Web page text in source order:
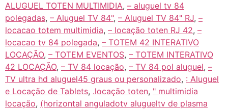
ALUGUEL TOTEN MULTIMIDIA, – aluguel tv 84
polegadas, – Aluguel TV 84", – Aluguel TV 84" RJ, –
locacao totem multimidia, – locação toten RJ 42, –
locacao tv 84 polegada, – TOTEM 42 INTERATIVO
LOCAÇÃO, – TOTEM EVENTOS, – TOTEM INTERATIVO
42 LOCAÇÃO, – TV 84 locação, – TV 84 pol aluguel, –
TV ultra hd aluguel45 graus ou personalizado, : Aluguel
e Locação de Tablets, .locação toten, " multimidia
locação, (horizontal anguladotv alugueltv de plasma